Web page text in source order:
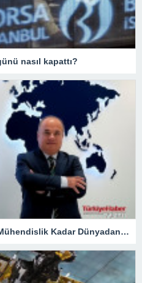
nasıl kapattı?
Nitelikli Kamyon Şoförlüğü, Mühendislik Kadar Dünyadan Yoğun Talep Alacak – Ekonomi